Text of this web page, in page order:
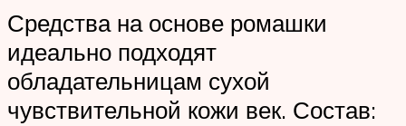
Средства на основе ромашки
идеально подходят
обладательницам сухой
чувствительной кожи век. Состав: